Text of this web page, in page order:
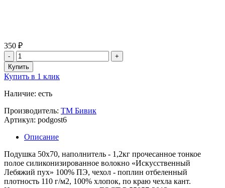
350 ₽
Купить в 1 клик
Наличие: есть
Производитель: ТМ Бивик
Артикул: podgost6
Описание
Подушка 50х70, наполнитель - 1,2кг прочесанное тонкое
полое силиконизированное волокно «Искусственный
Лебяжий пух» 100% ПЭ, чехол - поплин отбеленный
плотность 110 г/м2, 100% хлопок, по краю чехла кант.